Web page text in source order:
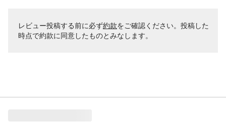
レビュー投稿する前に必ず約款をご確認ください。投稿した
時点で約款に同意したものとみなします。